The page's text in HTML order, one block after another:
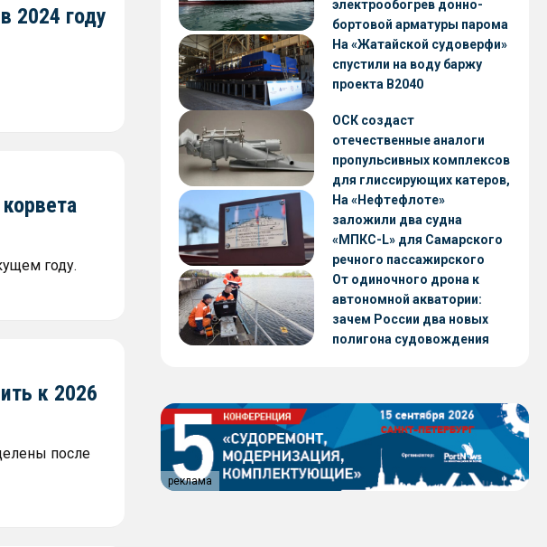
2024 году
году.
к 2026
после
электрообогрев донно-
бортовой арматуры парома
«Петропавловск» проекта
CNF22
На «Жатайской судоверфи»
спустили на воду баржу
проекта В2040
ОСК создаст
отечественные аналоги
пропульсивных комплексов
для глиссирующих катеров,
скоростных судов и судов с
малой осадкой
На «Нефтефлоте»
заложили два судна
«МПКС-L» для Самарского
речного пассажирского
предприятия
От одиночного дрона к
автономной акватории:
зачем России два новых
полигона судовождения
реклама